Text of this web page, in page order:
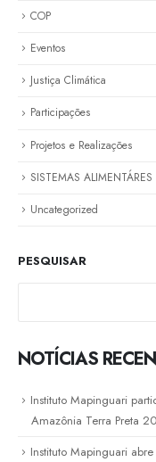
COP
Eventos
Justiça Climática
Participações
Projetos e Realizações
SISTEMAS ALIMENTÁRES
Uncategorized
PESQUISAR
NOTÍCIAS
Instituto Mapinguari
Amazônia Terra Preta
Instituto Mapinguari